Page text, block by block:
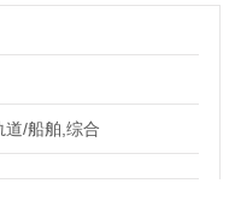
道/船舶,综合